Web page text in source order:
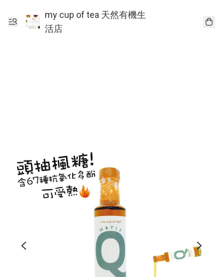
my cup of tea 天然有機生
活店